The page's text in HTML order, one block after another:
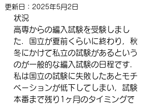
更新日： 2025年5月2日
状況
高専からの編入試験を受験しまし
た．国立が夏前くらいに終わり，秋
冬にかけて私立の試験があるという
のが一般的な編入試験の日程です．
私は国立の試験に失敗したあとモチ
ベーションが低下してしまい，試験
本番まで残り1ヶ月のタイミングで